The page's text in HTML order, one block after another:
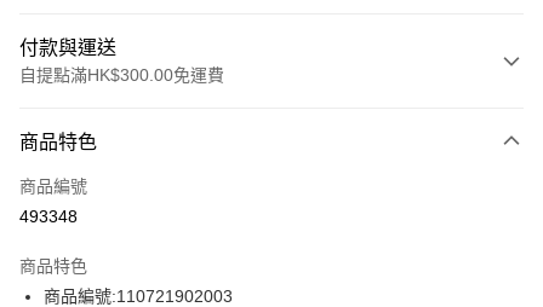
付款與運送
自提點滿HK$300.00免運費
信用卡
Apple Pay
PayMe
商品特色
商品編號
493348
商品特色
商品編號:110721902003